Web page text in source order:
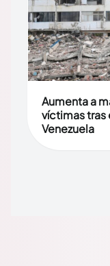
Aumenta a
víctimas
Venezuela